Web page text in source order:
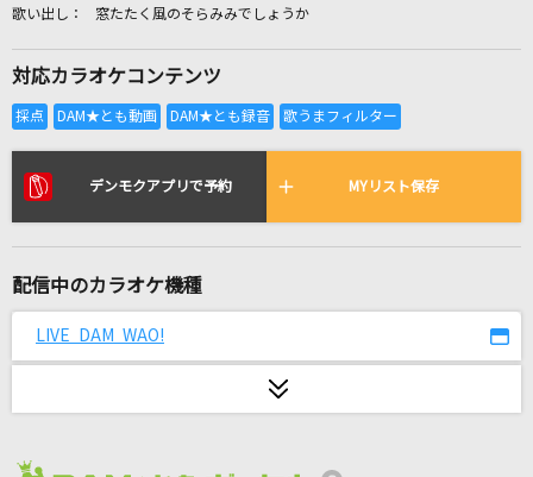
全国りれき
リアルタイムで歌われている曲の一覧
[生音]HEARTBREAKER(G-DRAGON 2013 WOR
LD TOUR～ONE OF A KIND～ IN JAPAN DO
TAIDADA
窓たたく風のそらみみでしょうか
対応カラオケコンテンツ
デンモクアプリで予約 MYリスト保存
配信中のカラオケ機種
LIVE DAM WAO!